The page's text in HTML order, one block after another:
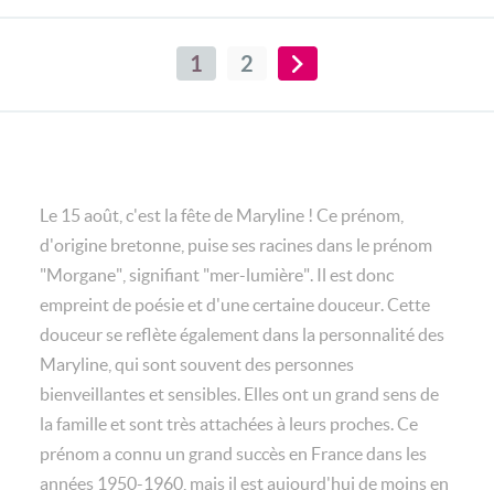
1 2
Le 15 août, c'est la fête de Maryline ! Ce prénom,
d'origine bretonne, puise ses racines dans le prénom
"Morgane", signifiant "mer-lumière". Il est donc
empreint de poésie et d'une certaine douceur. Cette
douceur se reflète également dans la personnalité des
Maryline, qui sont souvent des personnes
bienveillantes et sensibles. Elles ont un grand sens de
la famille et sont très attachées à leurs proches. Ce
prénom a connu un grand succès en France dans les
années 1950-1960, mais il est aujourd'hui de moins en